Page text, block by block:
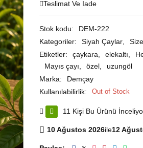
a
ı
Teslimat Ve Iade
Stok kodu:
DEM-222
Kategoriler:
Siyah Çaylar
Etiketler:
çaykara elekaltı
Mayıs çayı
özel
uzungöl
Marka:
Demçay
Kullanılabilirlik:
Out of Stock
11 Kişi Bu Ürünü
10 Ağustos 2026ile12